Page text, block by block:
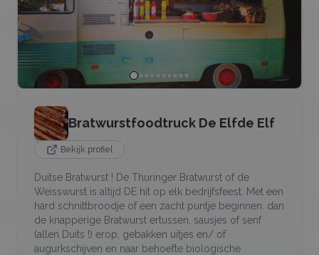
Bratwurstfoodtruck De Elfde Elf
Bekijk profiel
Duitse Bratwurst ! De Thuringer Bratwurst of de
Weisswurst is altijd DE hit op elk bedrijfsfeest. Met een
hard schnittbroodje of een zacht puntje beginnen. dan
de knapperige Bratwurst ertussen, sausjes of senf
(allen Duits !) erop, gebakken uitjes en/ of
augurkschijven en naar behoefte biologische